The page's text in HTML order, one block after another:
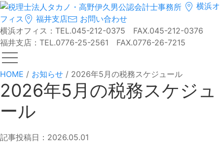
横浜オ
フィス
福井支店
お問い合わせ
横浜オフィス：TEL.045-212-0375 FAX.045-212-0376
福井支店：TEL.0776-25-2561 FAX.0776-26-7215
HOME / お知らせ / 2026年5月の税務スケジュール
2026年5月の税務スケジュ
ール
記事投稿日：2026.05.01